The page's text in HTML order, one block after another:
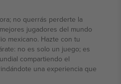
no querrás perderte la
jugadores del mundo
mexicano. Hazte con tu
no es solo un juego; es
compartiendo el
una experiencia que